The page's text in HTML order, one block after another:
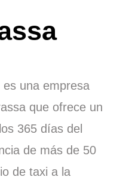
es una empresa
que ofrece un
365 días del
de más de 50
de taxi a la